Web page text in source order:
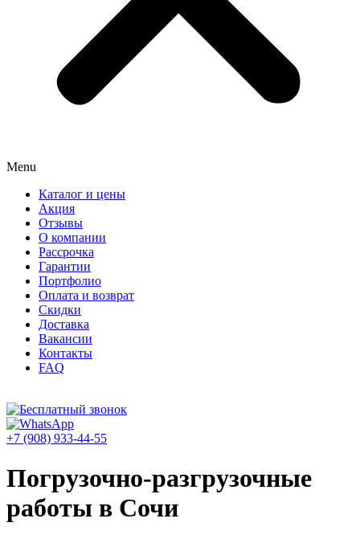
Menu
Каталог и цены
Акция
Отзывы
О компании
Рассрочка
Гарантии
Портфолио
Оплата и возврат
Скидки
Доставка
Вакансии
Контакты
FAQ
+7 (908) 933-44-55
Погрузочно-разгрузочные
работы в Сочи